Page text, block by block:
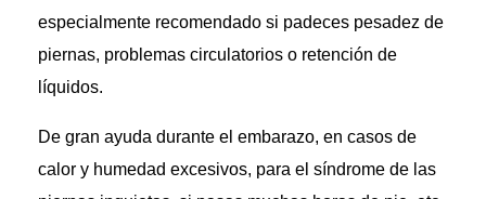
especialmente recomendado si padeces pesadez de
piernas, problemas circulatorios o retención de
líquidos.
De gran ayuda durante el embarazo, en casos de
calor y humedad excesivos, para el síndrome de las